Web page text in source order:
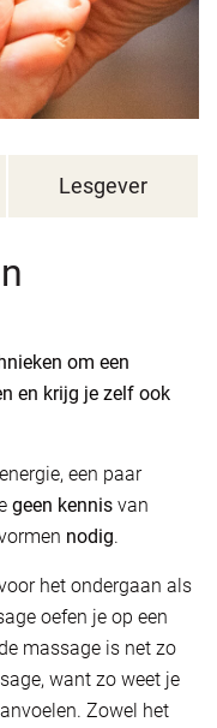
Lesgever
om een
en krijg je zelf ook
een paar
geen kennis van
nodig.
het ondergaan als
oefen je op een
massage is net zo
want zo weet je
Zowel het